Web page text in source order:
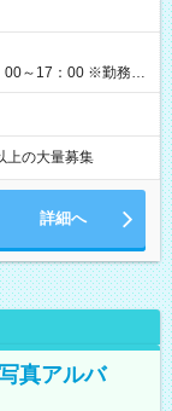
憩なし） 時給1,300
通費 【試用期
00～17：00 ※勤務時
上の大量募集
詳細へ
真アルバ